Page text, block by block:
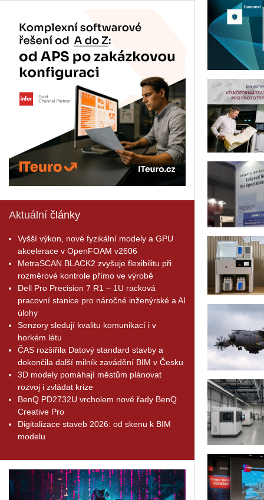
Aktuální články
Vyšší výkon, nové fyzikální modely a GPU
akcelerace v OpenFOAM v2606
MetraSCAN BLACK2 zvyšuje flexibilitu při
rozměrové kontrole přímo ve výrobě
Dell Pro Precision 7 R1 – 1U racková
pracovní stanice pro náročné inženýrské a AI
úlohy
Senzory sledují kvalitu komunikací i v
horkém létu
ČAS rozšířila Datový standard stavby a
dokončila další milník zavádění BIM v Česku
3D modely pomáhají městům plánovat
rozvoj i zvládat krize
BenQ PD2732U vrcholem nové řady BenQ
Creative Pro
Digitalizace staveb 2026: od skenu k BIM
modelu